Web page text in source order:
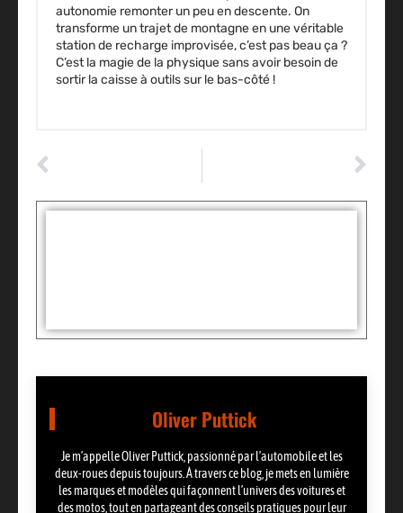
autonomie remonter un peu en descente. On
transforme un trajet de montagne en une véritable
station de recharge improvisée, c’est pas beau ça ?
C’est la magie de la physique sans avoir besoin de
sortir la caisse à outils sur le bas-côté !
Oliver Puttick
Je m’appelle Oliver Puttick, passionné par l’automobile et les
deux-roues depuis toujours. À travers ce blog, je mets en lumière
les marques et modèles qui façonnent l’univers des voitures et
des motos, tout en partageant des conseils pratiques pour leur